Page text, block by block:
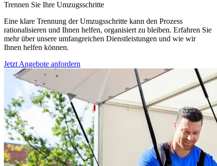
Trennen Sie Ihre Umzugsschritte
Eine klare Trennung der Umzugsschritte kann den Prozess
rationalisieren und Ihnen helfen, organisiert zu bleiben. Erfahren Sie
mehr über unsere umfangreichen Dienstleistungen und wie wir
Ihnen helfen können.
Jetzt Angebote anfordern